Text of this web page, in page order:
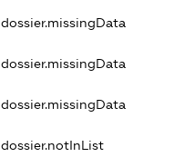
dossier.missingData
dossier.missingData
dossier.missingData
dossier.notInList